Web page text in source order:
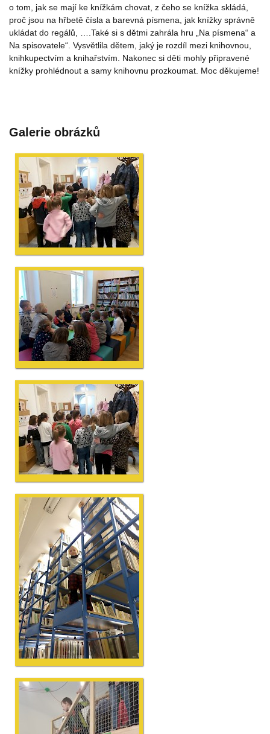
o tom, jak se mají ke knížkám chovat, z čeho se knížka skládá,
proč jsou na hřbetě čísla a barevná písmena, jak knížky správně
ukládat do regálů, ….Také si s dětmi zahrála hru „Na písmena“ a
Na spisovatele“. Vysvětlila dětem, jaký je rozdíl mezi knihovnou,
knihkupectvím a knihařstvím. Nakonec si děti mohly připravené
knížky prohlédnout a samy knihovnu prozkoumat. Moc děkujeme!
Galerie obrázků